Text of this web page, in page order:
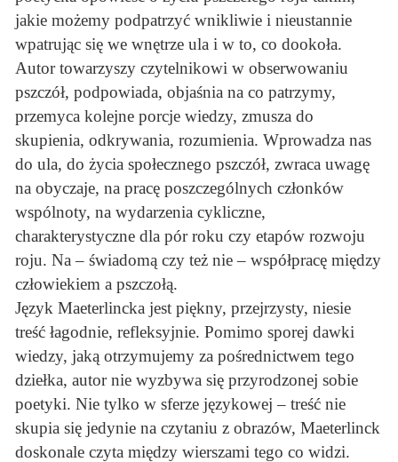
jakie możemy podpatrzyć wnikliwie i nieustannie
wpatrując się we wnętrze ula i w to, co dookoła.
Autor towarzyszy czytelnikowi w obserwowaniu
pszczół, podpowiada, objaśnia na co patrzymy,
przemyca kolejne porcje wiedzy, zmusza do
skupienia, odkrywania, rozumienia. Wprowadza nas
do ula, do życia społecznego pszczół, zwraca uwagę
na obyczaje, na pracę poszczególnych członków
wspólnoty, na wydarzenia cykliczne,
charakterystyczne dla pór roku czy etapów rozwoju
roju. Na – świadomą czy też nie – współpracę między
człowiekiem a pszczołą.
Język Maeterlincka jest piękny, przejrzysty, niesie
treść łagodnie, refleksyjnie. Pomimo sporej dawki
wiedzy, jaką otrzymujemy za pośrednictwem tego
dziełka, autor nie wyzbywa się przyrodzonej sobie
poetyki. Nie tylko w sferze językowej – treść nie
skupia się jedynie na czytaniu z obrazów, Maeterlinck
doskonale czyta między wierszami tego co widzi.